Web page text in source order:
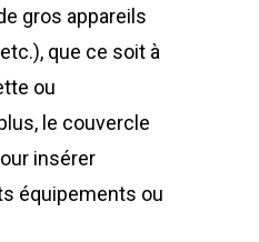
gros appareils
que ce soit à
ou
le couvercle
insérer
équipements ou